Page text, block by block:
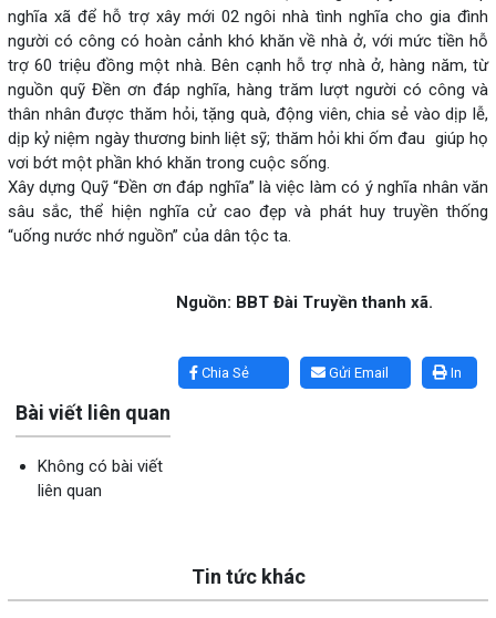
nghĩa xã để hỗ trợ xây mới 02 ngôi nhà tình nghĩa cho gia đình
người có công có hoàn cảnh khó khăn về nhà ở, với mức tiền hỗ
trợ 60 triệu đồng một nhà. Bên cạnh hỗ trợ nhà ở, hàng năm, từ
nguồn quỹ Đền ơn đáp nghĩa, hàng trăm lượt người có công và
thân nhân được thăm hỏi, tặng quà, động viên, chia sẻ vào dịp lễ,
dịp kỷ niệm ngày thương binh liệt sỹ; thăm hỏi khi ốm đau giúp họ
vơi bớt một phần khó khăn trong cuộc sống.
Xây dựng Quỹ “Đền ơn đáp nghĩa” là việc làm có ý nghĩa nhân văn
sâu sắc, thể hiện nghĩa cử cao đẹp và phát huy truyền thống
“uống nước nhớ nguồn” của dân tộc ta.
Nguồn: BBT Đài Truyền thanh xã.
In
Gửi Email
Chia Sẻ
Bài viết liên quan
Không có bài viết
liên quan
Tin tức khác